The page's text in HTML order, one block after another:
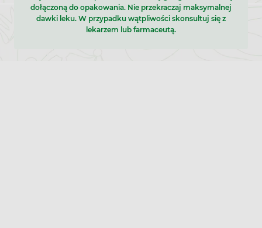
dołączoną do opakowania. Nie przekraczaj maksymalnej
dawki leku. W przypadku wątpliwości skonsultuj się z
lekarzem lub farmaceutą.